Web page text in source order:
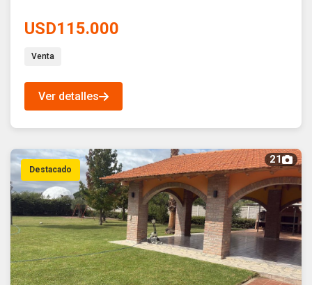
USD115.000
Venta
Ver detalles
Destacado
21